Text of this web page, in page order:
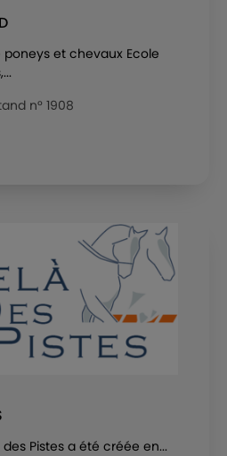
et chevaux Ecole
n° 1908
Pistes a été créée en...